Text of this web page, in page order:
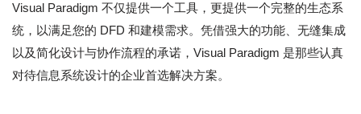
Visual Paradigm 不仅提供一个工具，更提供一个完整的生态系
统，以满足您的 DFD 和建模需求。凭借强大的功能、无缝集成
以及简化设计与协作流程的承诺，Visual Paradigm 是那些认真
对待信息系统设计的企业首选解决方案。